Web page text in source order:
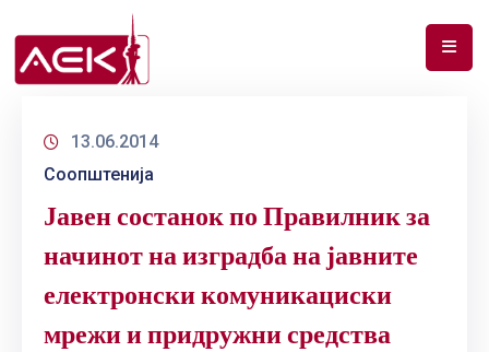
НАС
ДОКУМЕНТИ
СПЕКТАР
ТЕЛЕКОМУНИКАЦИИ
13.06.2014
Соопштенија
Јавен состанок по Правилник за
начинот на изградба на јавните
електронски комуникациски
мрежи и придружни средства